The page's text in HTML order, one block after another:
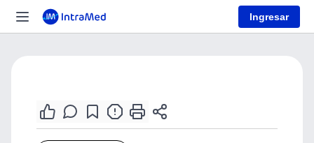
Ingresar